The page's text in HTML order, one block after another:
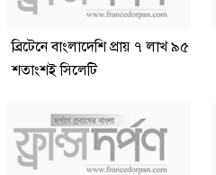
ব্রিটেনে বাংলাদেশি প্রায় ৭ লাখ ৯৫
শতাংশই সিলেটি